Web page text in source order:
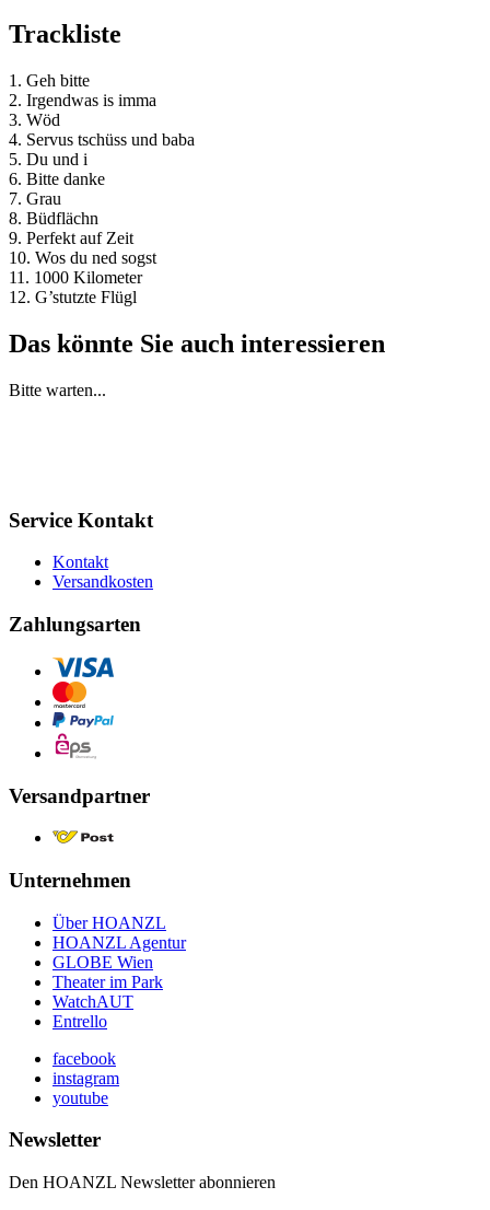
Trackliste
1. Geh bitte
2. Irgendwas is imma
3. Wöd
4. Servus tschüss und baba
5. Du und i
6. Bitte danke
7. Grau
8. Büdflächn
9. Perfekt auf Zeit
10. Wos du ned sogst
11. 1000 Kilometer
12. G’stutzte Flügl
Das könnte Sie auch interessieren
Bitte warten...
Service Kontakt
Kontakt
Versandkosten
Zahlungsarten
Versandpartner
Unternehmen
Über HOANZL
HOANZL Agentur
GLOBE Wien
Theater im Park
WatchAUT
Entrello
facebook
instagram
youtube
Newsletter
Den HOANZL Newsletter abonnieren